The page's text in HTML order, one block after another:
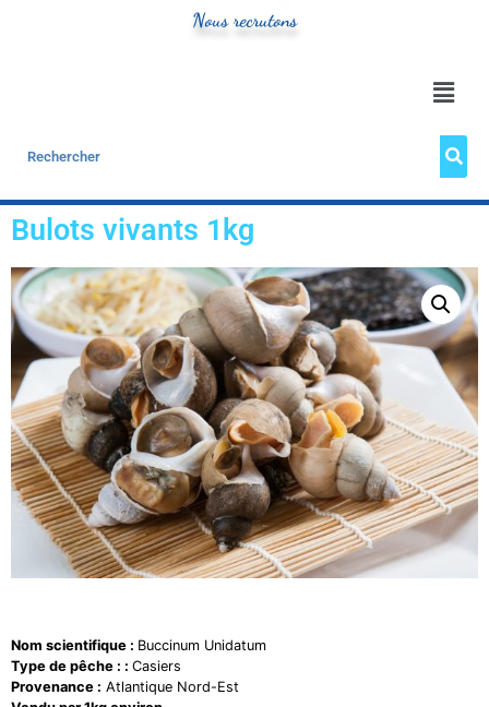
Nous recrutons
Bulots vivants 1kg
Nom scientifique : Buccinum Unidatum
Type de pêche : : Casiers
Provenance : Atlantique Nord-Est